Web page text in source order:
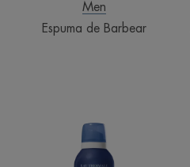
Men
Espuma de Barbear
Gel
de
Barbear